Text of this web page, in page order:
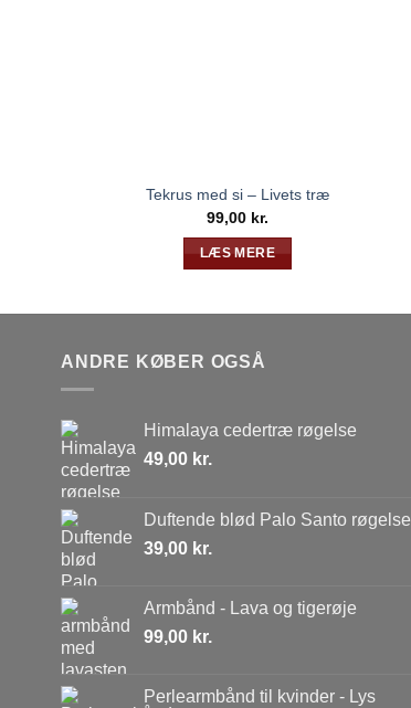
Tekrus med si – Livets træ
99,00 kr.
LÆS MERE
ANDRE KØBER OGSÅ
Himalaya cedertræ røgelse
49,00 kr.
Duftende blød Palo Santo røgelse
39,00 kr.
Armbånd - Lava og tigerøje
99,00 kr.
Perlearmbånd til kvinder - Lys